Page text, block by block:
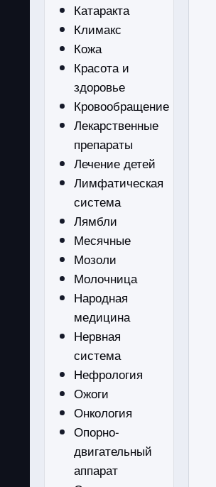
Катаракта
Климакс
Кожа
Красота и
здоровье
Кровообращение
Лекарственные
препараты
Лечение детей
Лимфатическая
система
Лямбли
Месячные
Мозоли
Молочница
Народная
медицина
Нервная
система
Нефрология
Ожоги
Онкология
Опорно-
двигательный
аппарат